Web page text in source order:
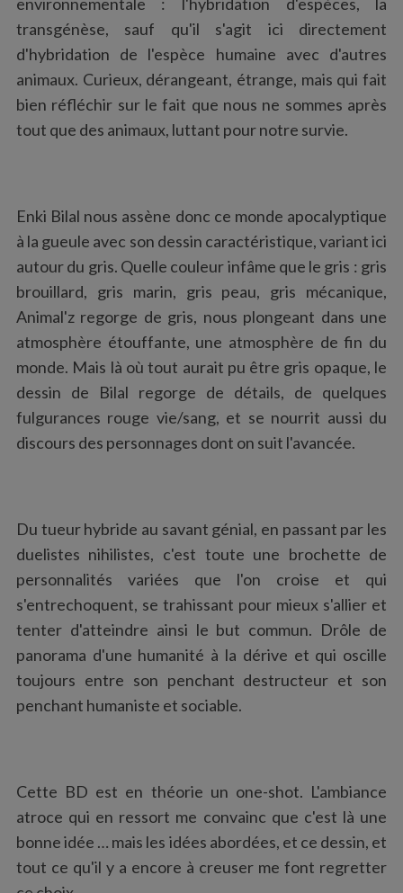
transgénèse, sauf qu'il s'agit ici directement
d'hybridation de l'espèce humaine avec d'autres
animaux. Curieux, dérangeant, étrange, mais qui fait
bien réfléchir sur le fait que nous ne sommes après
tout que des animaux, luttant pour notre survie.
Enki Bilal nous assène donc ce monde apocalyptique
à la gueule avec son dessin caractéristique, variant ici
autour du gris. Quelle couleur infâme que le gris : gris
brouillard, gris marin, gris peau, gris mécanique,
Animal'z regorge de gris, nous plongeant dans une
atmosphère étouffante, une atmosphère de fin du
monde. Mais là où tout aurait pu être gris opaque, le
dessin de Bilal regorge de détails, de quelques
fulgurances rouge vie/sang, et se nourrit aussi du
discours des personnages dont on suit l'avancée.
Du tueur hybride au savant génial, en passant par les
duelistes nihilistes, c'est toute une brochette de
personnalités variées que l'on croise et qui
s'entrechoquent, se trahissant pour mieux s'allier et
tenter d'atteindre ainsi le but commun. Drôle de
panorama d'une humanité à la dérive et qui oscille
toujours entre son penchant destructeur et son
penchant humaniste et sociable.
Cette BD est en théorie un one-shot. L'ambiance
atroce qui en ressort me convainc que c'est là une
bonne idée … mais les idées abordées, et ce dessin, et
tout ce qu'il y a encore à creuser me font regretter